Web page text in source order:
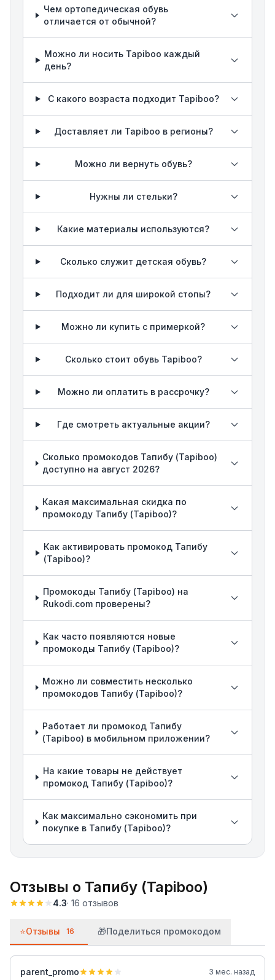
Чем ортопедическая обувь
отличается от обычной?
Можно ли носить Tapiboo каждый
день?
С какого возраста подходит Tapiboo?
Доставляет ли Tapiboo в регионы?
Можно ли вернуть обувь?
Нужны ли стельки?
Какие материалы используются?
Сколько служит детская обувь?
Подходит ли для широкой стопы?
Можно ли купить с примеркой?
Сколько стоит обувь Tapiboo?
Можно ли оплатить в рассрочку?
Где смотреть актуальные акции?
Сколько промокодов Тапибу (Tapiboo)
доступно на август 2026?
Какая максимальная скидка по
промокоду Тапибу (Tapiboo)?
Как активировать промокод Тапибу
(Tapiboo)?
Промокоды Тапибу (Tapiboo) на
Rukodi.com проверены?
Как часто появляются новые
промокоды Тапибу (Tapiboo)?
Можно ли совместить несколько
промокодов Тапибу (Tapiboo)?
Работает ли промокод Тапибу
(Tapiboo) в мобильном приложении?
На какие товары не действует
промокод Тапибу (Tapiboo)?
Как максимально сэкономить при
покупке в Тапибу (Tapiboo)?
Отзывы о Тапибу (Tapiboo)
4.3· 16 отзывов
⭐Отзывы 16 🎁Поделиться промокодом
parent_promo 3 мес. назад